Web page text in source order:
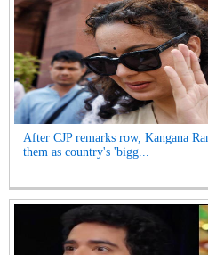
After CJP remarks row, Kangana
them as country's 'bigg...